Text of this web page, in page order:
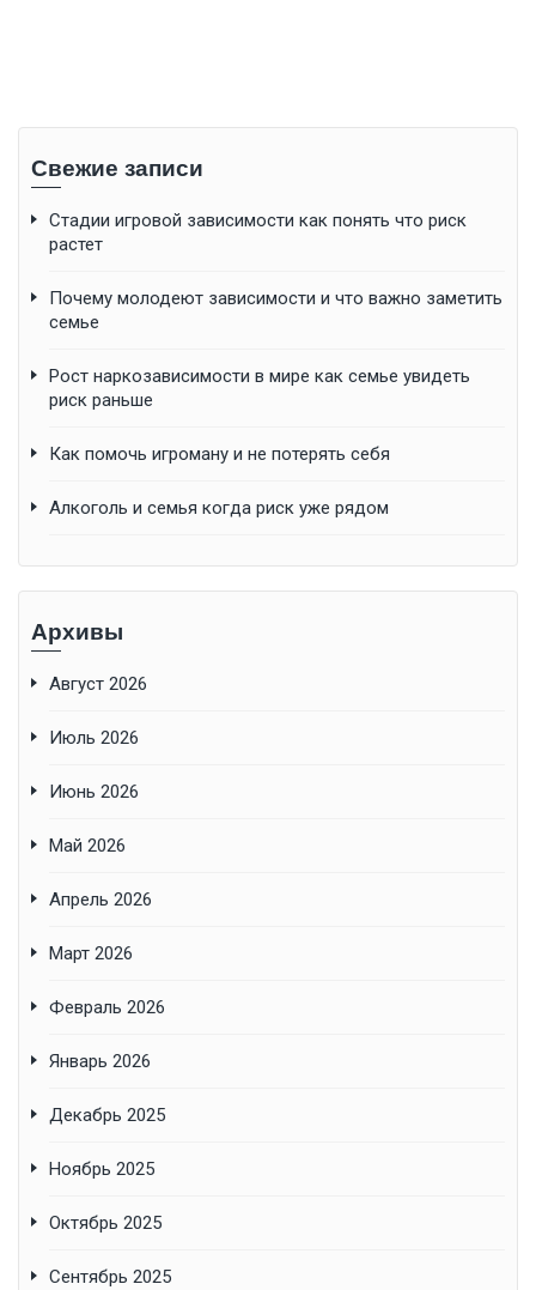
Свежие записи
Стадии игровой зависимости как понять что риск
растет
Почему молодеют зависимости и что важно заметить
семье
Рост наркозависимости в мире как семье увидеть
риск раньше
Как помочь игроману и не потерять себя
Алкоголь и семья когда риск уже рядом
Архивы
Август 2026
Июль 2026
Июнь 2026
Май 2026
Апрель 2026
Март 2026
Февраль 2026
Январь 2026
Декабрь 2025
Ноябрь 2025
Октябрь 2025
Сентябрь 2025